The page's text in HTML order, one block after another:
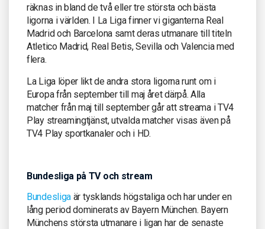
räknas in bland de två eller tre största och bästa
ligorna i världen. I La Liga finner vi giganterna Real
Madrid och Barcelona samt deras utmanare till titeln
Atletico Madrid, Real Betis, Sevilla och Valencia med
flera.
La Liga löper likt de andra stora ligorna runt om i
Europa från september till maj året därpå. Alla
matcher från maj till september går att streama i TV4
Play streamingtjänst, utvalda matcher visas även på
TV4 Play sportkanaler och i HD.
Bundesliga på TV och stream
Bundesliga är tysklands högstaliga och har under en
lång period dominerats av Bayern München. Bayern
Münchens största utmanare i ligan har de senaste